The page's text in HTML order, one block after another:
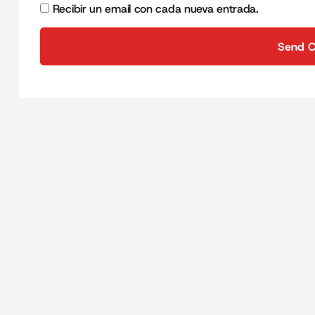
Recibir un email con cada nueva entrada.
Send